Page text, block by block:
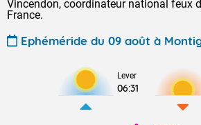
Vincendon, coordinateur national feux
France.
Ephéméride du 09 août à
Lever
06:31